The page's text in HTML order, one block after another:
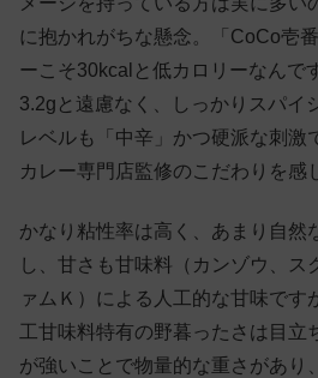
に抱かれがちな懸念。「CoCo壱
ーこそ30kcalと低カロリーなんで
3.2gと遠慮なく、しっかりスパイ
レベルも「中辛」かつ硬派な刺激
カレー専門店監修のこだわりを感
かなり粘性率は高く、あまり自然
し、甘さも甘味料（カンゾウ、ス
ァムＫ）による人工的な甘味です
工甘味料特有の野暮ったさは目立
が強いことで物量的な重さがあり